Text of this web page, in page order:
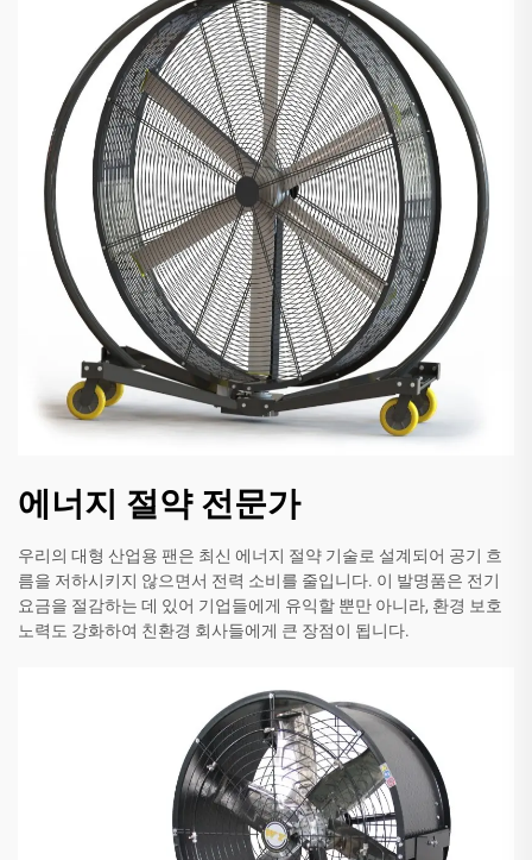
에너지 절약 전문가
우리의 대형 산업용 팬은 최신 에너지 절약 기술로 설계되어 공기 흐
름을 저하시키지 않으면서 전력 소비를 줄입니다. 이 발명품은 전기
요금을 절감하는 데 있어 기업들에게 유익할 뿐만 아니라, 환경 보호
노력도 강화하여 친환경 회사들에게 큰 장점이 됩니다.